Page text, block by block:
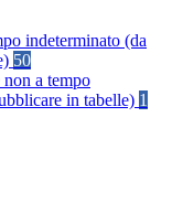
indeterminato (da
50
a tempo
in tabelle) 1